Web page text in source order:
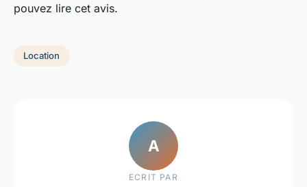
pouvez lire cet avis.
Location
A
ECRIT PAR